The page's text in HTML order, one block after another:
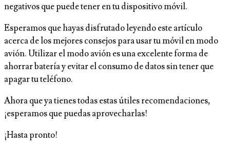
negativos que puede tener en tu dispositivo móvil.
Esperamos que hayas disfrutado leyendo este artículo
acerca de los mejores consejos para usar tu móvil en modo
avión. Utilizar el modo avión es una excelente forma de
ahorrar batería y evitar el consumo de datos sin tener que
apagar tu teléfono.
Ahora que ya tienes todas estas útiles recomendaciones,
¡esperamos que puedas aprovecharlas!
¡Hasta pronto!